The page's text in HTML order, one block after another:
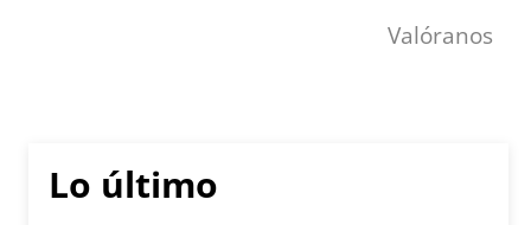
Valóranos
Lo último